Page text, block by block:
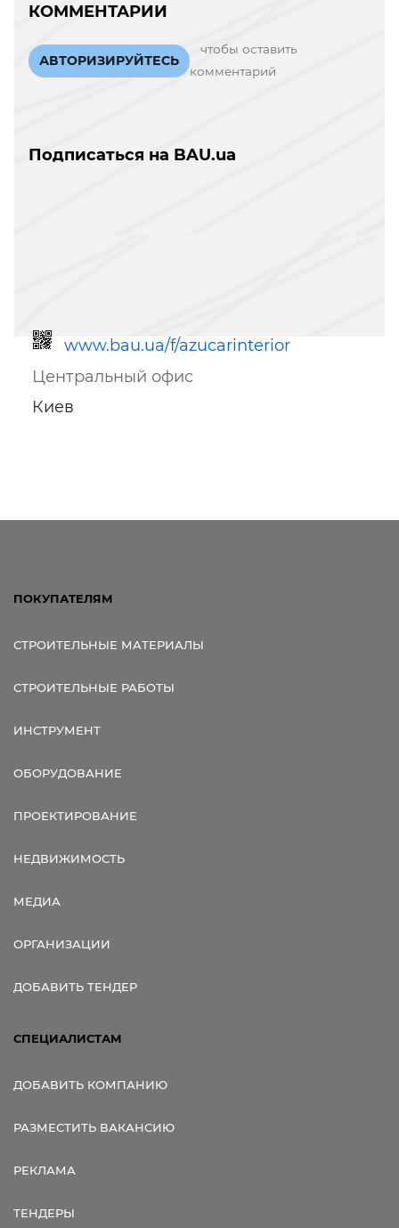
КОММЕНТАРИИ
АВТОРИЗИРУЙТЕСЬ
чтобы оставить
комментарий
Подписаться на BAU.ua
www.bau.ua/f/azucarinterior
Центральный офис
Киев
ПОКУПАТЕЛЯМ
СТРОИТЕЛЬНЫЕ МАТЕРИАЛЫ
СТРОИТЕЛЬНЫЕ РАБОТЫ
ИНСТРУМЕНТ
ОБОРУДОВАНИЕ
ПРОЕКТИРОВАНИЕ
НЕДВИЖИМОСТЬ
МЕДИА
ОРГАНИЗАЦИИ
ДОБАВИТЬ ТЕНДЕР
СПЕЦИАЛИСТАМ
ДОБАВИТЬ КОМПАНИЮ
РАЗМЕСТИТЬ ВАКАНСИЮ
РЕКЛАМА
ТЕНДЕРЫ